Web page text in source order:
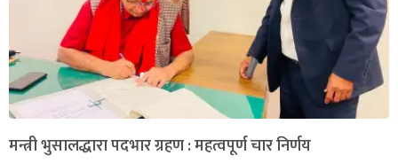
मन्त्री भुसालद्धारा पदभार ग्रहण : महत्वपूर्ण चार निर्णय